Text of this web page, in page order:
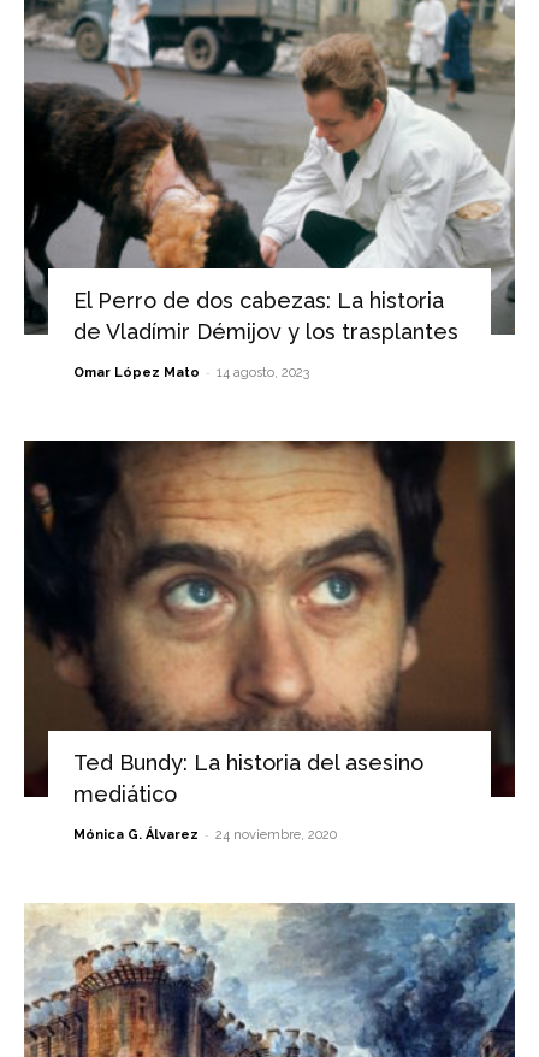
El Perro de dos cabezas: La historia
de Vladímir Démijov y los trasplantes
Omar López Mato - 14 agosto, 2023
Ted Bundy: La historia del asesino
mediático
Mónica G. Álvarez - 24 noviembre, 2020